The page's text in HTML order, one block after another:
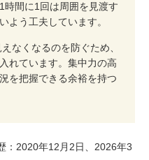
時間に1回は周囲を見渡す
よう工夫しています。
なくなるのを防ぐため、
れています。集中力の高
を把握できる余裕を持つ
：2020年12月2日、2026年3